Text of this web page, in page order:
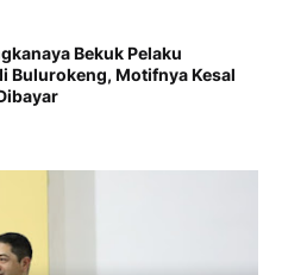
Bekuk Pelaku
Bulurokeng, Motifnya Kesal